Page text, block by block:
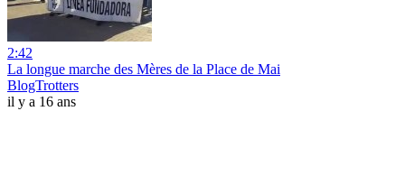
2:42
La longue marche des Mères de la Place de Mai
BlogTrotters
il y a 16 ans